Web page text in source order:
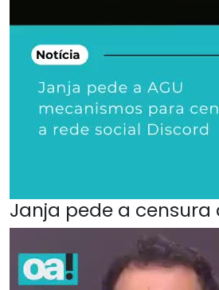
Janja pede a censura